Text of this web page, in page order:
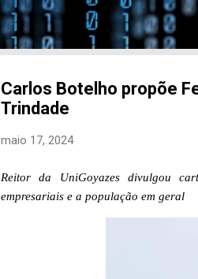
Carlos Botelho propõe
Trindade
maio 17, 2024
Reitor da UniGoyazes divulgou
empresariais e a população em geral